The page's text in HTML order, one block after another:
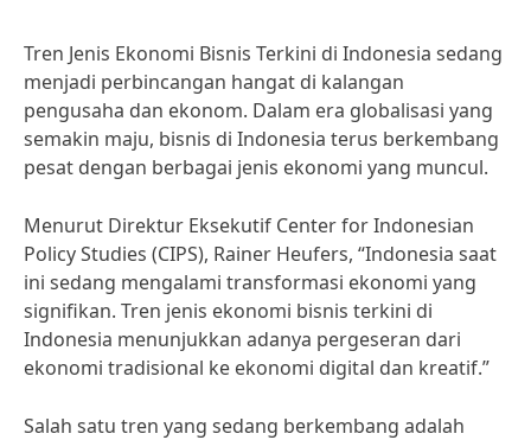
Tren Jenis Ekonomi Bisnis Terkini di Indonesia sedang
menjadi perbincangan hangat di kalangan
pengusaha dan ekonom. Dalam era globalisasi yang
semakin maju, bisnis di Indonesia terus berkembang
pesat dengan berbagai jenis ekonomi yang muncul.
Menurut Direktur Eksekutif Center for Indonesian
Policy Studies (CIPS), Rainer Heufers, “Indonesia saat
ini sedang mengalami transformasi ekonomi yang
signifikan. Tren jenis ekonomi bisnis terkini di
Indonesia menunjukkan adanya pergeseran dari
ekonomi tradisional ke ekonomi digital dan kreatif.”
Salah satu tren yang sedang berkembang adalah